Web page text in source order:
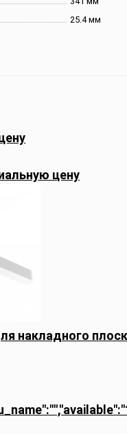
25.4 мм
цену
накладного